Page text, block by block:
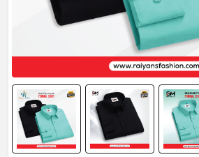
Manage
Profile
Logout